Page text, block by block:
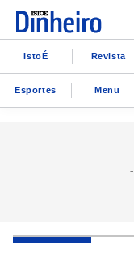
IstoÉ Revista
Esportes Menu